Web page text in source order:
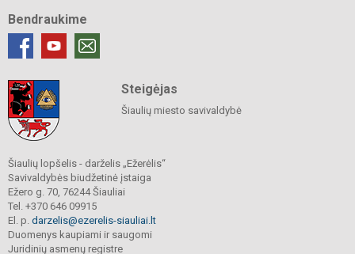
Bendraukime
Steigėjas
Šiaulių miesto savivaldybė
Šiaulių lopšelis - darželis „Ežerėlis“
Savivaldybės biudžetinė įstaiga
Ežero g. 70, 76244 Šiauliai
Tel. +370 646 09915
El. p. darzelis@ezerelis-siauliai.lt
Duomenys kaupiami ir saugomi
Juridinių asmenų registre